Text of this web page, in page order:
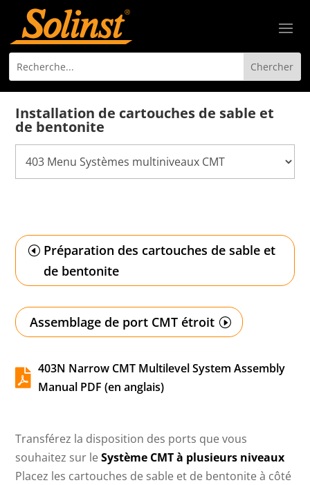
Installation de cartouches de sable et
de bentonite
Préparation des cartouches de sable et
de bentonite
Assemblage de port CMT étroit
 403N Narrow CMT Multilevel System Assembly
Manual PDF (en anglais)
Transférez la disposition des ports que vous
souhaitez sur le Système CMT à plusieurs niveaux
Placez les cartouches de sable et de bentonite à côté